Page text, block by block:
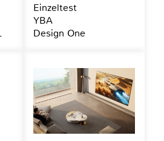
Einzeltest
YBA
Design One